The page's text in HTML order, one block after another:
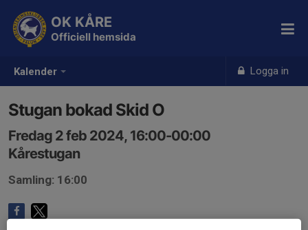
Kalender Logga in
OK KÅRE
Officiell hemsida
Stugan bokad Skid O
Fredag 2 feb 2024, 16:00-00:00
Kårestugan
Samling: 16:00